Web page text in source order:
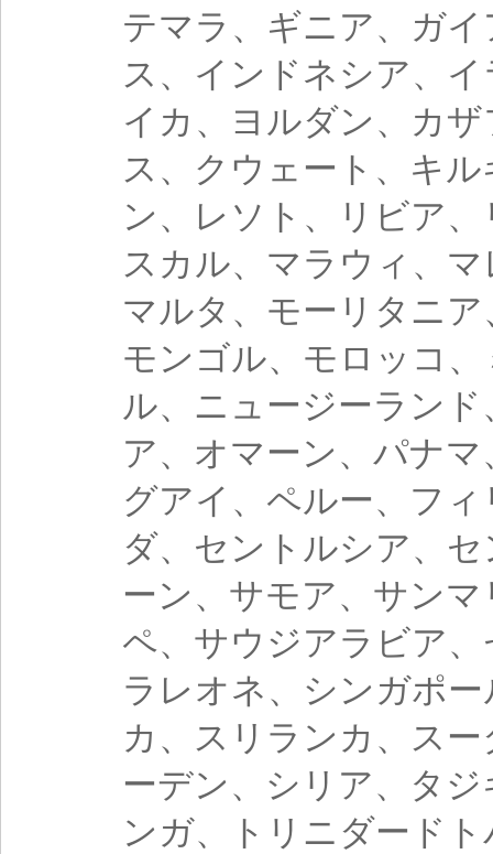
テマラ、ギニア、ガ
ス、インドネシア、
イカ、ヨルダン、カ
ス、クウェート、キ
ン、レソト、リビア
スカル、マラウィ、
マルタ、モーリタニ
モンゴル、モロッコ
ル、ニュージーラン
ア、オマーン、パナ
グアイ、ペルー、フ
ダ、セントルシア、
ーン、サモア、サン
ペ、サウジアラビア
ラレオネ、シンガポ
カ、スリランカ、ス
ーデン、シリア、タ
ンガ、トリニダード